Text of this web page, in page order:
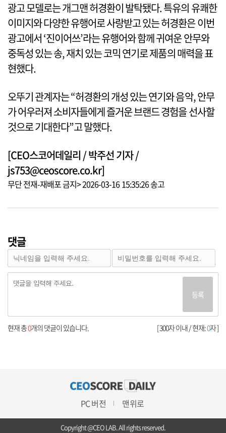
광고 모델로는 개그맨 허경환이 발탁됐다. 특유의 유쾌한
이미지와 다양한 유행어로 사랑받고 있는 허경환은 이번
광고에서 ‘진이어쓰’라는 유행어와 함께 귀여운 안무와
중독성 있는 송, 재치 있는 코믹 연기로 제품의 매력을 표
현했다.
오뚜기 관계자는 “허경환의 개성 있는 연기와 음악, 안무
가 어우러져 소비자들에게 즐거운 브랜드 경험을 선사할
것으로 기대한다”고 말했다.
[CEO스코어데일리 / 박주선 기자 /
js753@ceoscore.co.kr]
무단 전재-재배포 금지> 2026-03-16 15:35:26 송고
댓글
등록
[ 300자 이내 / 현재:0자 ]
현재 총0개의 댓글이 있습니다.
PC 버전 맨위로
Copyright @CEO LAB. All rights reserved.